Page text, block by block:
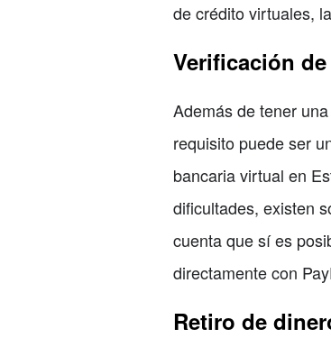
de crédito virtuales,
Verificación
Además de tener
requisito puede ser
bancaria virtual en
dificultades, existen
cuenta que sí es
directamente con
Retiro de